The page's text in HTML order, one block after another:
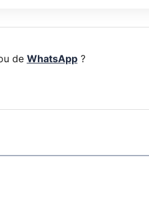
de WhatsApp?